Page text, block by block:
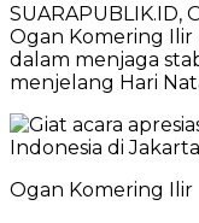
SUARAPUBLIK.ID,
Ogan Komering
dalam menjaga
menjelang Hari
Ogan Komering Ilir